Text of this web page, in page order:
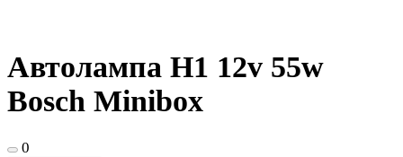
Автолампа H1 12v 55w
Bosch Minibox
0